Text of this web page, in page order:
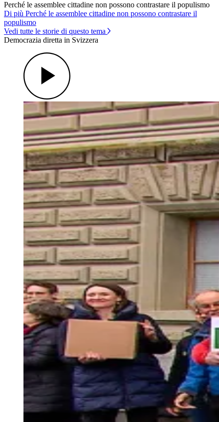
Perché le assemblee cittadine non possono contrastare il populismo
Di più Perché le assemblee cittadine non possono contrastare il
populismo
Vedi tutte le storie di questo tema
Democrazia diretta in Svizzera